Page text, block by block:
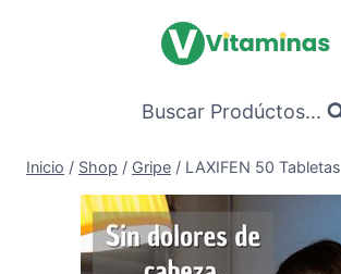
Buscar Prodúctos...
Inicio / Shop / Gripe / LAXIFEN 50 Tabletas